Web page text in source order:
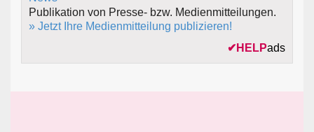
Publikation von Presse- bzw. Medienmitteilungen.
» Jetzt Ihre Medienmitteilung publizieren!
✔ HELPads